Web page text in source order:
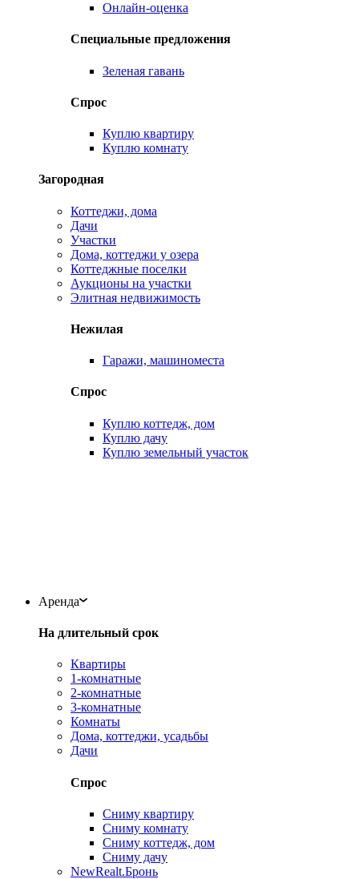
Онлайн-оценка
Специальные предложения
Зеленая гавань
Спрос
Куплю квартиру
Куплю комнату
Загородная
Коттеджи, дома
Дачи
Участки
Дома, коттеджи у озера
Коттеджные поселки
Аукционы на участки
Элитная недвижимость
Нежилая
Гаражи, машиноместа
Спрос
Куплю коттедж, дом
Куплю дачу
Куплю земельный участок
Аренда
На длительный срок
Квартиры
1-комнатные
2-комнатные
3-комнатные
Комнаты
Дома, коттеджи, усадьбы
Дачи
Спрос
Сниму квартиру
Сниму комнату
Сниму коттедж, дом
Сниму дачу
NewRealt.Бронь